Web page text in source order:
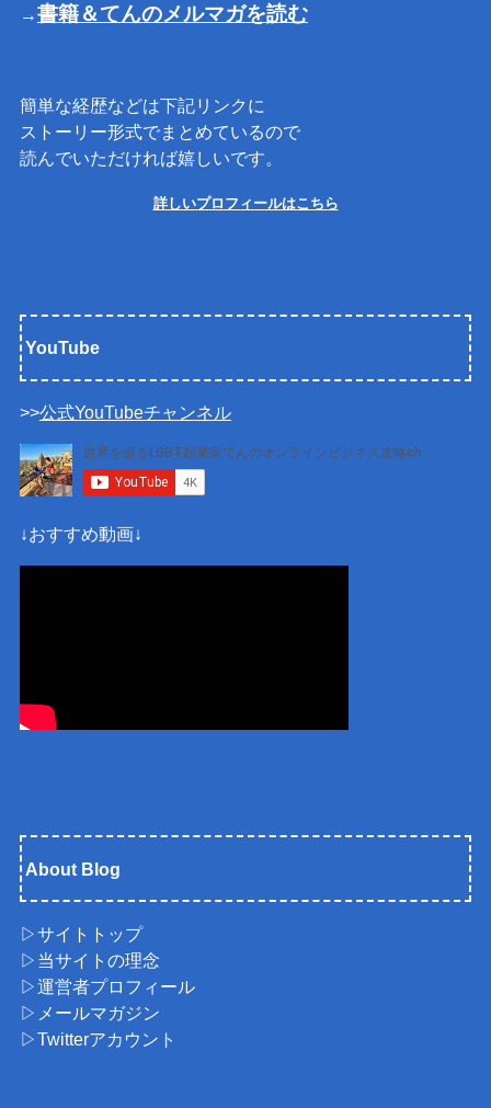
→書籍＆てんのメルマガを読む
簡単な経歴などは下記リンクに
ストーリー形式でまとめているので
読んでいただければ嬉しいです。
詳しいプロフィールはこちら
YouTube
>>公式YouTubeチャンネル
↓おすすめ動画↓
About Blog
▷サイトトップ
▷当サイトの理念
▷運営者プロフィール
▷メールマガジン
▷Twitterアカウント